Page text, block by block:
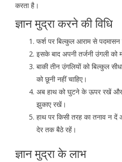
करता है।
ज्ञान मुद्रा करने की विधि
फर्श पर बिल्कुल आराम से पदमासन
इसके बाद अपनी तर्जनी उंगली
बाकी तीन उंगलियों को बिल्कुल
को छूनी नहीं चाहिए।
अब हाथ को घुटने के ऊपर रखें और
झुकाए रखें।
हाथ पर किसी तरह का तनाव
देर तक बैठे रहें।
ज्ञान मुद्रा के लाभ